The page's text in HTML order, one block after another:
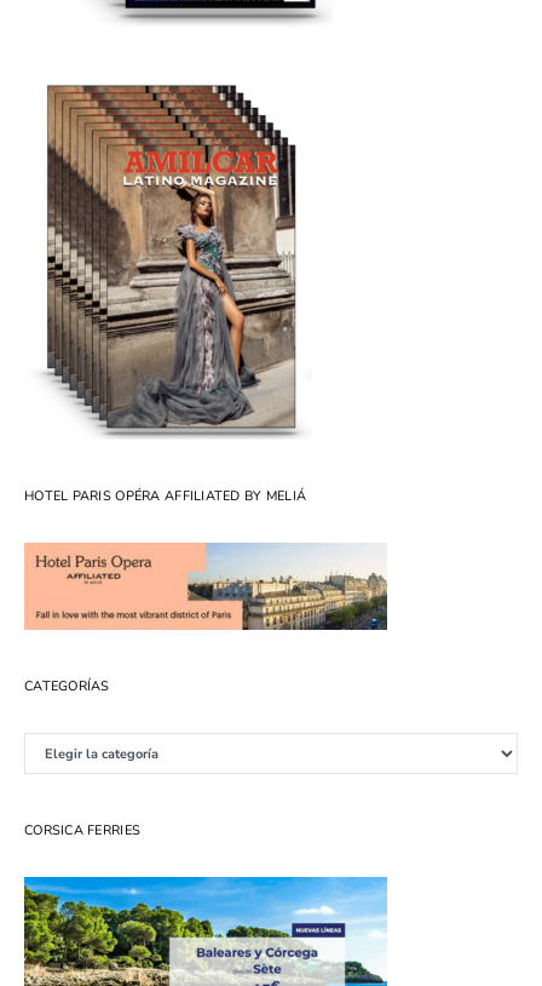
HOTEL PARIS OPÉRA AFFILIATED BY MELIÁ
CATEGORÍAS
CORSICA FERRIES